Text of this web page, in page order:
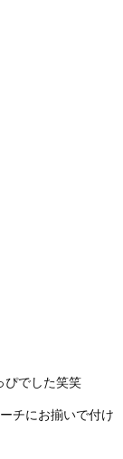
ぴでした笑笑
チにお揃いで付け